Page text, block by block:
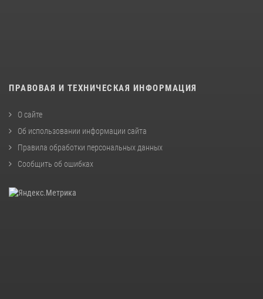
ПРАВОВАЯ И ТЕХНИЧЕСКАЯ ИНФОРМАЦИЯ
О сайте
Об использовании информации сайта
Правила обработки персональных данных
Сообщить об ошибках